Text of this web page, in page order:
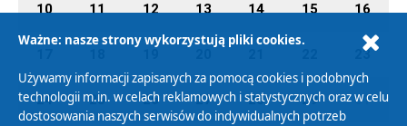
10 11 12 13 14 15 16
23
24 25 26 27 28 29 01
Ważne: nasze strony wykorzystują pliki cookies.
Używamy informacji zapisanych za pomocą cookies i podobnych
technologii m.in. w celach reklamowych i statystycznych oraz w celu
dostosowania naszych serwisów do indywidualnych potrzeb